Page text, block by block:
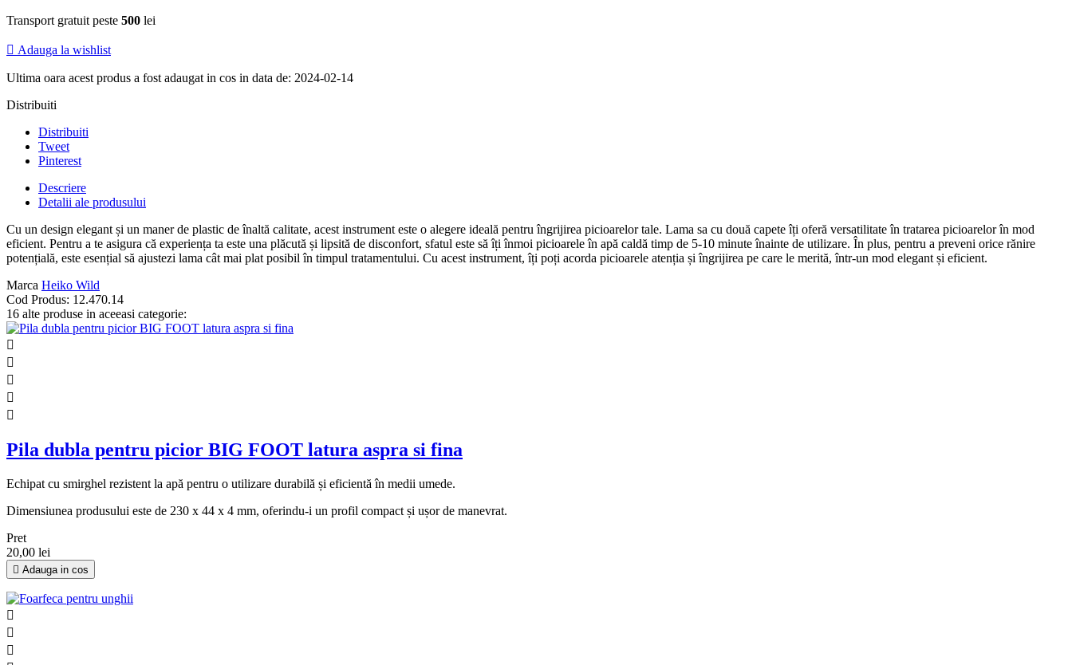
Transport gratuit peste 500 lei
 Adauga la wishlist
Ultima oara acest produs a fost adaugat in cos in data de: 2024-02-14
Distribuiti
Distribuiti
Tweet
Pinterest
Descriere
Detalii ale produsului
Cu un design elegant și un maner de plastic de înaltă calitate, acest instrument este o alegere ideală pentru îngrijirea picioarelor tale. Lama sa cu două capete îți oferă versatilitate în tratarea picioarelor în mod
eficient. Pentru a te asigura că experiența ta este una plăcută și lipsită de disconfort, sfatul este să îți înmoi picioarele în apă caldă timp de 5-10 minute înainte de utilizare. În plus, pentru a preveni orice rănire
potențială, este esențial să ajustezi lama cât mai plat posibil în timpul tratamentului. Cu acest instrument, îți poți acorda picioarele atenția și îngrijirea pe care le merită, într-un mod elegant și eficient.
Marca Heiko Wild
Cod Produs: 12.470.14
16 alte produse in aceeasi categorie:





Pila dubla pentru picior BIG FOOT latura aspra si fina
Echipat cu smirghel rezistent la apă pentru o utilizare durabilă și eficientă în medii umede.
Dimensiunea produsului este de 230 x 44 x 4 mm, oferindu-i un profil compact și ușor de manevrat.
Pret
20,00 lei
 Adauga in cos


